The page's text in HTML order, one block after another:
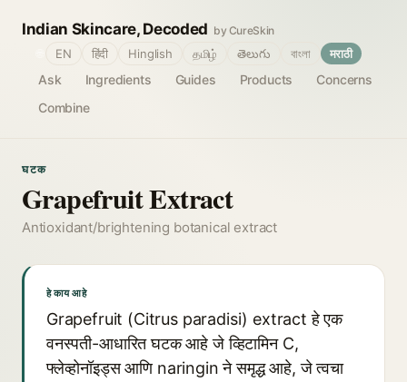
Indian Skincare, Decoded by CureSkin
Ask Ingredients Guides Products
Concerns
Combine
EN हिंदी Hinglish தமிழ் తెలుగు বাংলা मराठी
घटक
Grapefruit Extract
Antioxidant/brightening botanical extract
हे काय आहे
Grapefruit (Citrus paradisi) extract हे एक
वनस्पती-आधारित घटक आहे जे व्हिटामिन C,
फ्लेव्होनॉइड्स आणि naringin ने समृद्ध आहे, जे त्वचा